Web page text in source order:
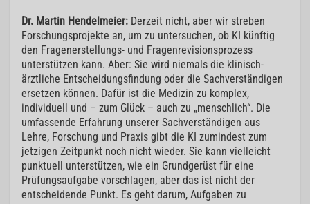
Dr. Martin Hendelmeier: Derzeit nicht, aber wir streben
Forschungsprojekte an, um zu untersuchen, ob KI künftig
den Fragenerstellungs- und Fragenrevisionsprozess
unterstützen kann. Aber: Sie wird niemals die klinisch-
ärztliche Entscheidungsfindung oder die Sachverständigen
ersetzen können. Dafür ist die Medizin zu komplex,
individuell und – zum Glück – auch zu „menschlich“. Die
umfassende Erfahrung unserer Sachverständigen aus
Lehre, Forschung und Praxis gibt die KI zumindest zum
jetzigen Zeitpunkt noch nicht wieder. Sie kann vielleicht
punktuell unterstützen, wie ein Grundgerüst für eine
Prüfungsaufgabe vorschlagen, aber das ist nicht der
entscheidende Punkt. Es geht darum, Aufgaben zu